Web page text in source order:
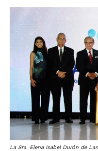
La Sra. Elena Isabel Durón de